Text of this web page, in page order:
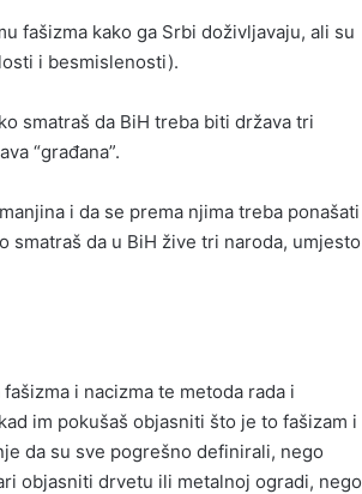
fašizma kako ga Srbi doživljavaju, ali su
i besmislenosti).
smatraš da BiH treba biti država tri
“građana”.
i da se prema njima treba ponašati
smatraš da u BiH žive tri naroda, umjesto
i nacizma te metoda rada i
im pokušaš objasniti što je to fašizam i
da su sve pogrešno definirali, nego
objasniti drvetu ili metalnoj ogradi, nego